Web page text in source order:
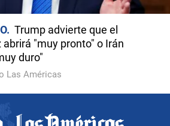
Trump advierte que el
"muy pronto" o Irán
duro"
Las Américas